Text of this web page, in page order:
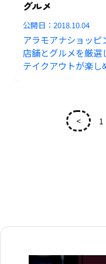
グルメ
公開日：2018.10.04
アラモアナショッ
店舗とグルメを厳選
テイクアウトが楽し
< 1